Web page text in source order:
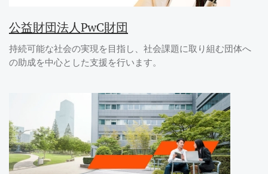
公益財団法人PwC財団
持続可能な社会の実現を目指し、社会課題に取り組む団体へ
の助成を中心とした支援を行います。